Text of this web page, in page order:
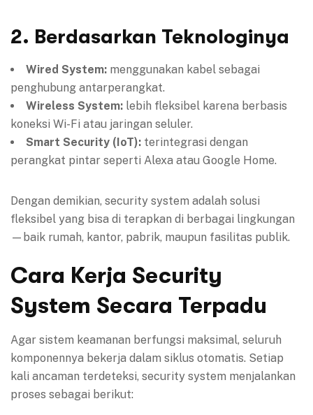
2. Berdasarkan Teknologinya
Wired System: menggunakan kabel sebagai
penghubung antarperangkat.
Wireless System: lebih fleksibel karena berbasis
koneksi Wi-Fi atau jaringan seluler.
Smart Security (IoT): terintegrasi dengan
perangkat pintar seperti Alexa atau Google Home.
Dengan demikian, security system adalah solusi
fleksibel yang bisa di terapkan di berbagai lingkungan
—baik rumah, kantor, pabrik, maupun fasilitas publik.
Cara Kerja Security
System Secara Terpadu
Agar sistem keamanan berfungsi maksimal, seluruh
komponennya bekerja dalam siklus otomatis. Setiap
kali ancaman terdeteksi, security system menjalankan
proses sebagai berikut: